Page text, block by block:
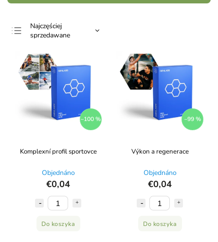
Najczęściej
sprzedawane
Najdroższe
Alfabetycznie
–100 %
Komplexní profil sportovce
Objednáno
€0,04
Do koszyka
–99 %
Výkon a regenerace
Objednáno
€0,04
Do koszyka